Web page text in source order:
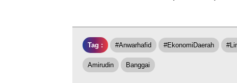
Tag : #anwarhafid #EkonomiDaerah
Amirudin Banggai